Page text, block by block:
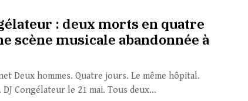
: deux morts en quatre
scène musicale abandonnée à
Deux hommes. Quatre jours. Le même hôpital.
Congélateur le 21 mai. Tous deux...